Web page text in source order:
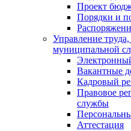
Проект
Порядки и
Управление
муниципальной
Вакантные
Кадровый
Правовое
службы
Аттестация